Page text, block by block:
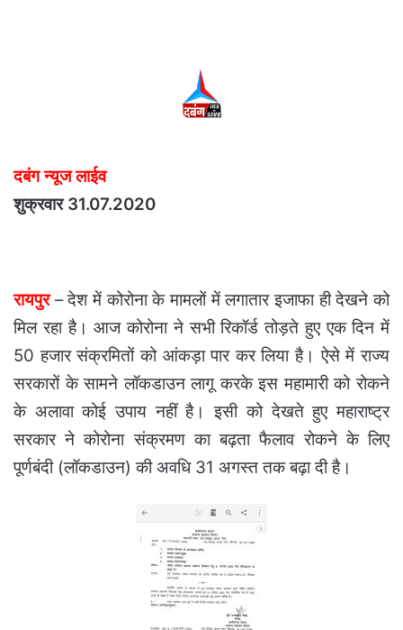
दबंग न्यूज लाईव
शुक्रवार 31.07.2020
रायपुर – देश में कोरोना के मामलों में लगातार इजाफा ही देखने को
मिल रहा है। आज कोरोना ने सभी रिकॉर्ड तोड़ते हुए एक दिन में
50 हजार संक्रमितों को आंकड़ा पार कर लिया है। ऐसे में राज्‍य
सरकारों के सामने लॉकडाउन लागू करके इस महामारी को रोकने
के अलावा कोई उपाय नहीं है। इसी को देखते हुए महाराष्ट्र
सरकार ने कोरोना संक्रमण का बढ़ता फैलाव रोकने के लिए
पूर्णबंदी (लॉकडाउन) की अवधि 31 अगस्त तक बढ़ा दी है।